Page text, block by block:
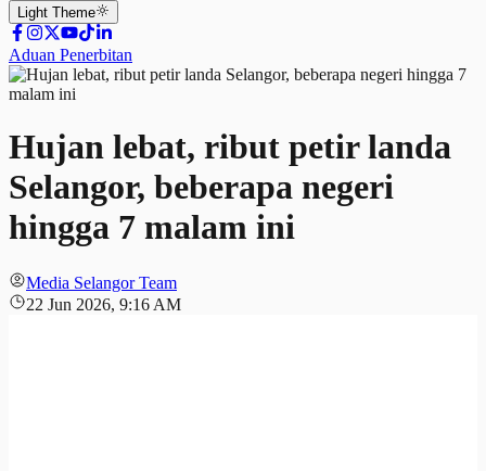
Light Theme
Aduan Penerbitan
Hujan lebat, ribut petir landa
Selangor, beberapa negeri
hingga 7 malam ini
Media Selangor Team
22 Jun 2026, 9:16 AM